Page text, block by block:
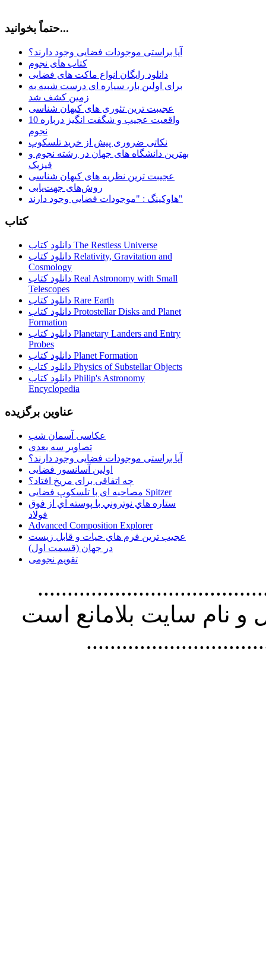
حتماً بخوانید...
آیا براستی موجودات فضایی وجود دارند؟
کتاب های نجوم
دانلود رایگان انواع ماکت های فضایی
برای اولین بار، سیاره ای درست شبیه به
زمین کشف شد
عجیبت ترین تئوری های کیهان شناسی
10 واقعیت عجیب و شگفت انگیز درباره
نجوم
نکاتی ضروری پیش از خرید تلسکوپ
بهترین دانشگاه های جهان در رشته نجوم و
فیزیک
عجیبت ترین نظریه های کیهان شناسی
روش‌های جهت‌یابی
هاوكينگ : "موجودات فضايي وجود دارند"
کتاب
دانلود کتاب The Restless Universe
دانلود کتاب Relativity, Gravitation and
Cosmology
دانلود کتاب Real Astronomy with Small
Telescopes
دانلود کتاب Rare Earth
دانلود کتاب Protostellar Disks and Planet
Formation
دانلود کتاب Planetary Landers and Entry
Probes
دانلود کتاب Planet Formation
دانلود کتاب Physics of Substellar Objects
دانلود کتاب Philip's Astronomy
Encyclopedia
عناوین برگزیده
عکاسی آسمان شب
تصاویر سه بعدی
آیا براستی موجودات فضایی وجود دارند؟
اولین آسانسور فضایی
چه اتفاقی برای مریخ افتاد؟
مصاحبه ای با تلسکوپ فضایی Spitzer
ستاره هاي نوتروني با پوسته اي از فوق
فولاد
Advanced Composition Explorer
عجیب ترین فرم هاي حيات و قابل زيست
در جهان (قسمت اول)
تقویم نجومی
استفاده از
نام سايت بلامانع است